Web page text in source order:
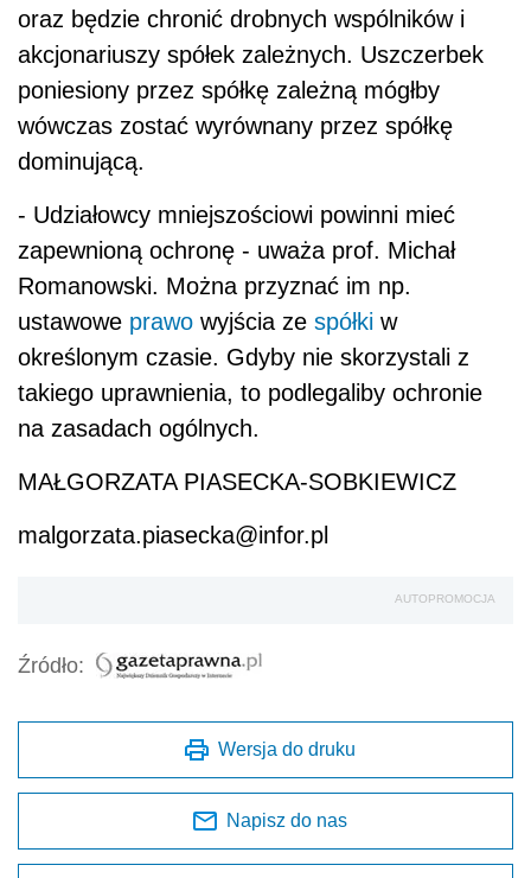
oraz będzie chronić drobnych wspólników i
akcjonariuszy spółek zależnych. Uszczerbek
poniesiony przez spółkę zależną mógłby
wówczas zostać wyrównany przez spółkę
dominującą.
- Udziałowcy mniejszościowi powinni mieć
zapewnioną ochronę - uważa prof. Michał
Romanowski. Można przyznać im np.
ustawowe prawo wyjścia ze spółki w
określonym czasie. Gdyby nie skorzystali z
takiego uprawnienia, to podlegaliby ochronie
na zasadach ogólnych.
MAŁGORZATA PIASECKA-SOBKIEWICZ
malgorzata.piasecka@infor.pl
AUTOPROMOCJA
Źródło:
Wersja do druku
Napisz do nas